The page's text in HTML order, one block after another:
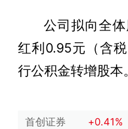
公司拟向全
红利0.95元（含
行公积金转增股本。
首创证券 +0.41%